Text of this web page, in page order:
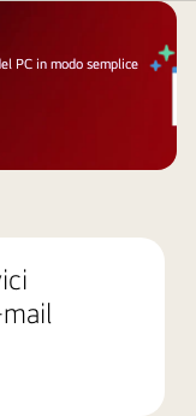
PC in modo semplice
mail